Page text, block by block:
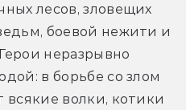
лесов, зловещих
боевой нежити и
неразрывно
в борьбе со злом
волки, котики